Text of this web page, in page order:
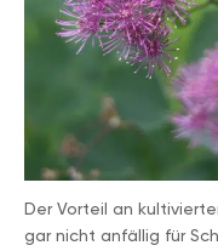
Der Vorteil an
gar nicht anfällig für